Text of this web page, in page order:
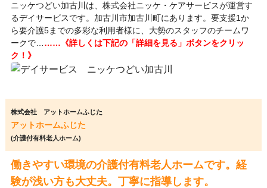
ニッケつどい加古川は、株式会社ニッケ・ケアサービスが運営す
るデイサービスです。加古川市加古川町にあります。要支援1か
ら要介護5までの多彩な利用者様に、大勢のスタッフのチームワ
ークで… ……《詳しくは下記の「詳細を見る」ボタンをクリッ
ク！》
株式会社 アットホームふじた
アットホームふじた
(介護付有料老人ホーム)
働きやすい環境の介護付有料老人ホームです。経
験が浅い方も大丈夫。丁寧に指導します。